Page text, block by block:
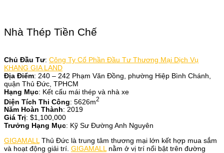
Nhà Thép Tiền Chế
Chủ Đầu Tư: Công Ty Cổ Phần Đầu Tư Thương Mại Dịch Vụ
KHANG GIA LAND
Địa Điểm: 240 – 242 Phạm Văn Đồng, phường Hiệp Bình Chánh,
quận Thủ Đức, TPHCM
Hạng Mục: Kết cấu mái thép và nhà xe
Diện Tích Thi Công: 5626m2
Năm Hoàn Thành: 2019
Giá Trị: $1,100,000
Trưởng Hạng Mục: Kỹ Sư Đường Anh Nguyên
GIGAMALLThủ Đức là trung tâm thương mại lớn kết hợp mua sắm
và hoạt động giải trí. GIGAMALLnằm ở vị trí nổi bật trên đường